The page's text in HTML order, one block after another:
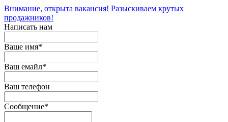
Внимание, открыта вакансия! Разыскиваем крутых
продажников!
Написать нам
Ваше имя*
Ваш емайл*
Ваш телефон
Сообщение*